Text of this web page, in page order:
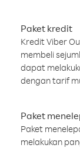
Paket kredit
Kredit Viber
membeli
dapat
dengan tarif
Paket
Paket
melakukan